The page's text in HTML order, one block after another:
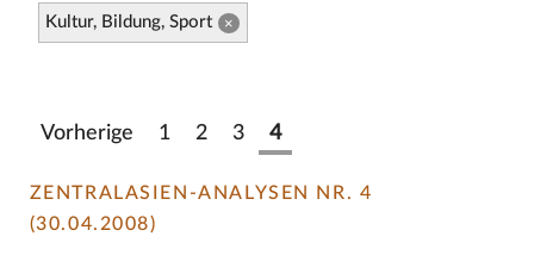
Kultur, Bildung, Sport ×
Vorherige 1 2 3 4
ZENTRALASIEN-ANALYSEN NR. 4
(30.04.2008)